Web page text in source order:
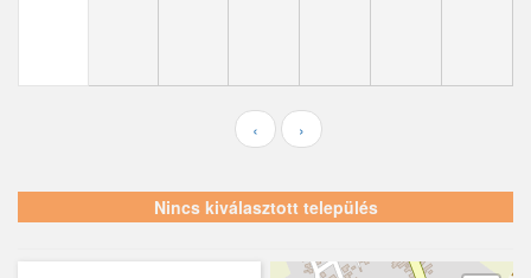
Hernád
‹ ›
Nincs kiválasztott település